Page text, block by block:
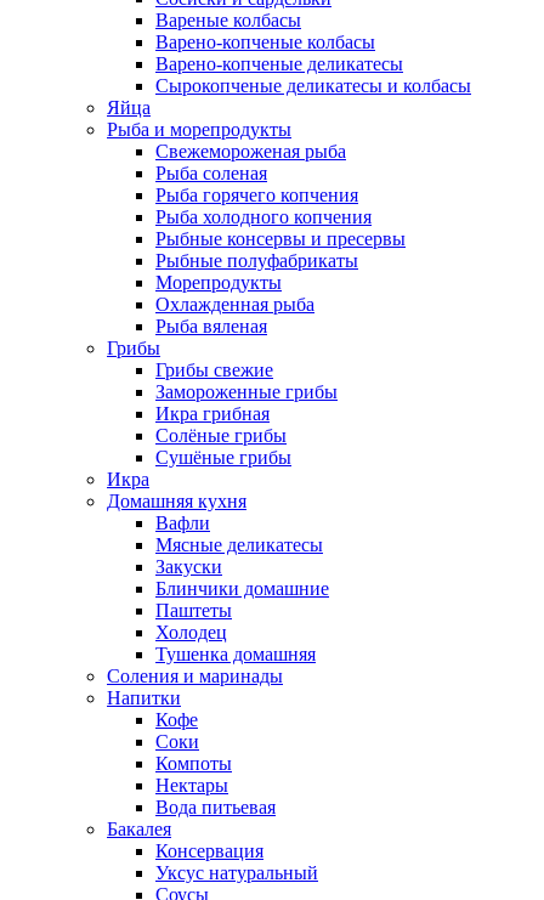
Вареные колбасы
Варено-копченые колбасы
Варено-копченые деликатесы
Сырокопченые деликатесы и колбасы
Яйца
Рыба и морепродукты
Свежемороженая рыба
Рыба соленая
Рыба горячего копчения
Рыба холодного копчения
Рыбные консервы и пресервы
Рыбные полуфабрикаты
Морепродукты
Охлажденная рыба
Рыба вяленая
Грибы
Грибы свежие
Замороженные грибы
Икра грибная
Солёные грибы
Сушёные грибы
Икра
Домашняя кухня
Вафли
Мясные деликатесы
Закуски
Блинчики домашние
Паштеты
Холодец
Тушенка домашняя
Соления и маринады
Напитки
Кофе
Соки
Компоты
Нектары
Вода питьевая
Бакалея
Консервация
Уксус натуральный
Соусы